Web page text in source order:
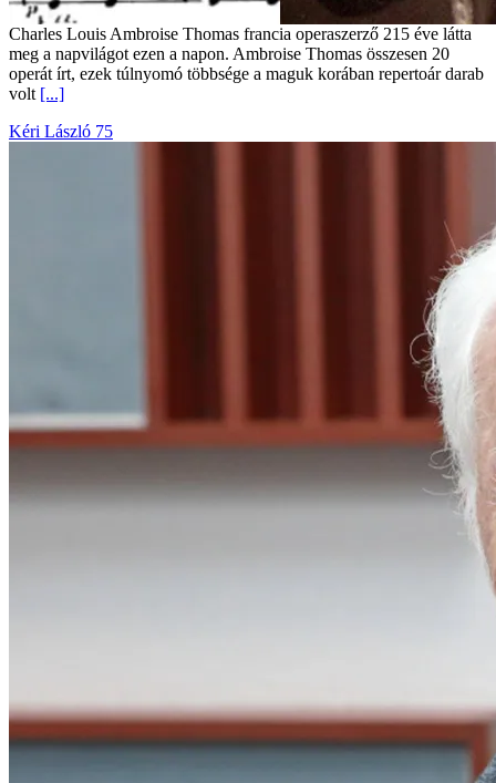
Charles Louis Ambroise Thomas francia operaszerző 215 éve látta
meg a napvilágot ezen a napon. Ambroise Thomas összesen 20
operát írt, ezek túlnyomó többsége a maguk korában repertoár darab
volt [...]
Kéri László 75